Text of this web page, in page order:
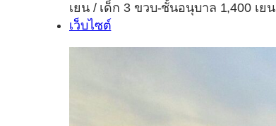
เยน / เด็ก 3 ขวบ-ชั้นอนุบาล 1,400 เยน
เว็บไซต์